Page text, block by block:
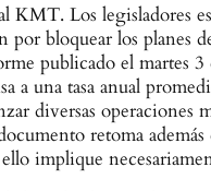
Los legisladores
bloquear los
publicado el martes
a una tasa anual
diversas
retoma
implique